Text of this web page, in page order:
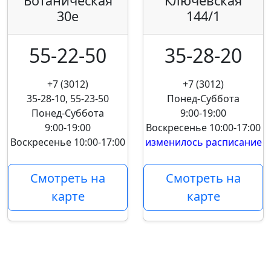
30е
55-22-50
+7 (3012)
35-28-10, 55-23-50
Понед-Суббота
9:00-19:00
Воскресенье 10:00-17:00
Смотреть на
карте
144/1
35-28-20
+7 (3012)
Понед-Суббота
9:00-19:00
Воскресенье 10:00-17:00
изменилось расписание
Смотреть на
карте